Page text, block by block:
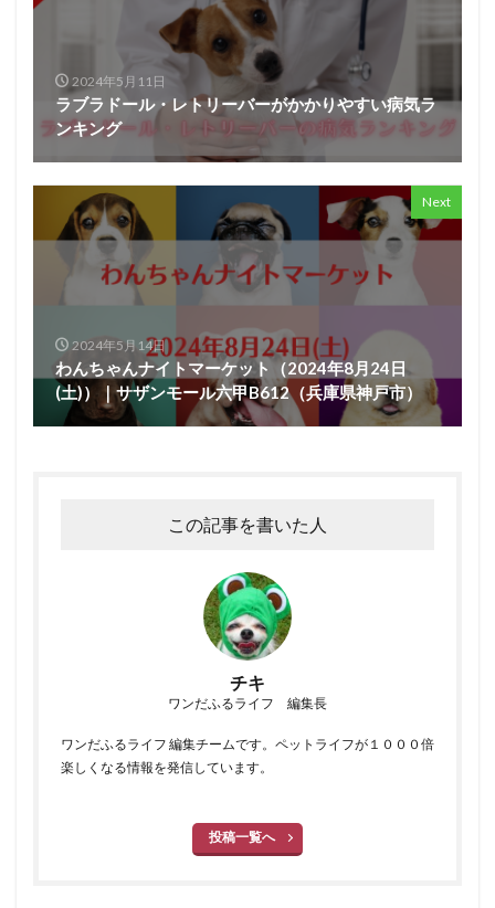
2024年5月11日
ラブラドール・レトリーバーがかかりやすい病気ラ
ンキング
Next
2024年5月14日
わんちゃんナイトマーケット（2024年8月24日
(土)）｜サザンモール六甲B612（兵庫県神戸市）
この記事を書いた人
チキ
ワンだふるライフ 編集長
ワンだふるライフ 編集チームです。ペットライフが１０００倍
楽しくなる情報を発信しています。
投稿一覧へ